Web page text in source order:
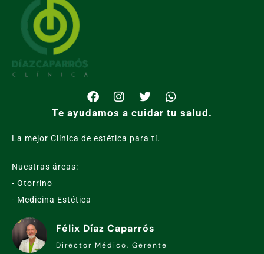
Te ayudamos a cuidar tu salud.
La mejor Clínica de estética para tí.
Nuestras áreas:
- Otorrino
- Medicina Estética
Félix Díaz Caparrós
Director Médico, Gerente